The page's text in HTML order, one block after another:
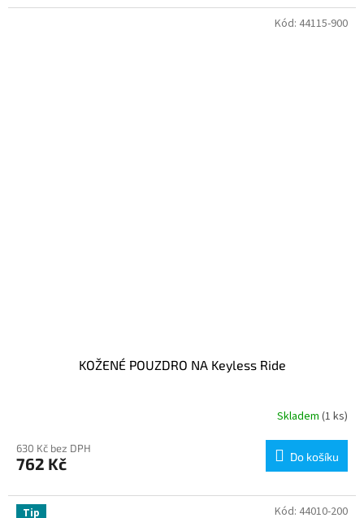
KOŽENÉ POUZDRO NA Keyless Ride
Skladem (1 ks)
630 Kč bez DPH
762 Kč Do košíku
Kód: 44115-900
Tip Kód: 44010-200